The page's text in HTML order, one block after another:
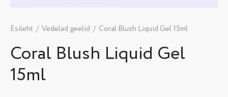
Esileht / Vedelad geelid / Coral Blush Liquid Gel 15ml
Coral Blush Liquid Gel
15ml